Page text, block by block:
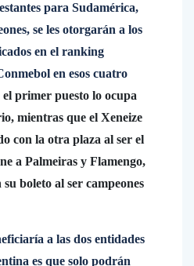
para Sudamérica,
se les otorgarán a los
en el ranking
en esos cuatro
primer puesto lo ocupa
mientras que el Xeneize
con la otra plaza al ser el
a Palmeiras y Flamengo,
boleto al ser campeones
a las dos entidades
es que solo podrán